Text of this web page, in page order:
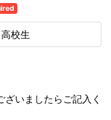
高校生
いましたらご記入く